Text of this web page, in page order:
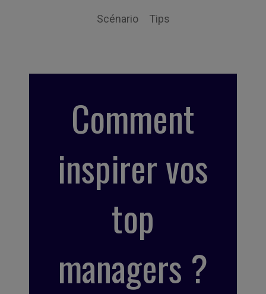
Scénario Tips
Comment
inspirer vos
top
managers ?